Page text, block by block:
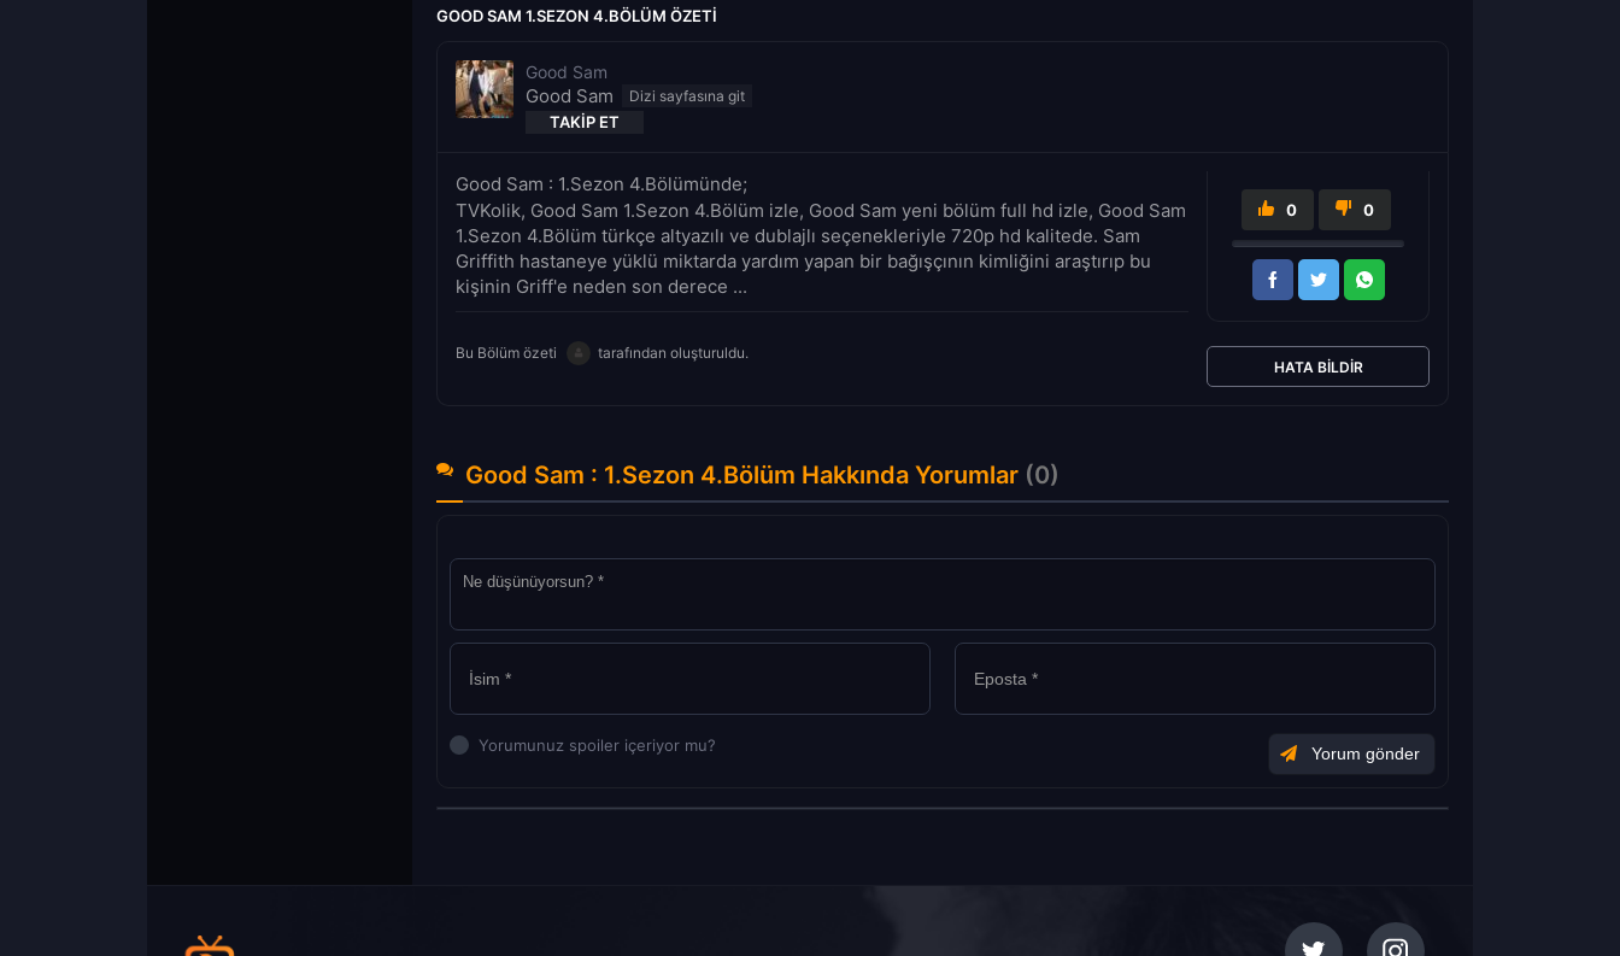
GOOD SAM 1.SEZON 4.BÖLÜM ÖZETI
Good Sam
Good Sam
TAKIP ET
Good Sam : 1.Sezon 4.Bölümünde;
TVKolik, Good Sam 1.Sezon 4.Bölüm izle, Good Sam yeni bölüm full hd izle, Good Sam
1.Sezon 4.Bölüm türkçe altyazılı ve dublajlı seçenekleriyle 720p hd kalitede. Sam
Griffith hastaneye yüklü miktarda yardım yapan bir bağışçının kimliğini araştırıp bu
kişinin Griff'e neden son derece ...
Bu Bölüm özeti tarafından oluşturuldu.
0 0
HATA BILDIR
Good Sam : 1.Sezon 4.Bölüm Hakkında Yorumlar (0)
Yorumunuz spoiler içeriyor mu?